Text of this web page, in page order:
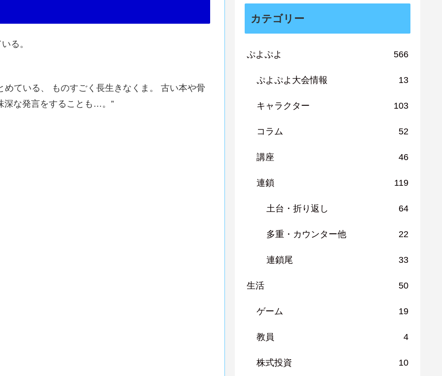
る。
ている、 ものすごく長生きなくま。 古い本や骨
深な発言をすることも…。”
カテゴリー
ぷよぷよ 566
ぷよぷよ大会情報 13
キャラクター 103
コラム 52
講座 46
連鎖 119
土台・折り返し 64
多重・カウンター他 22
連鎖尾 33
生活 50
ゲーム 19
教員 4
株式投資 10